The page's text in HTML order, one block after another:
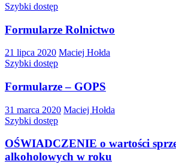
Szybki dostęp
Formularze Rolnictwo
21 lipca 2020 Maciej Hołda
Szybki dostęp
Formularze – GOPS
31 marca 2020 Maciej Hołda
Szybki dostęp
OŚWIADCZENIE o wartości
alkoholowych w roku